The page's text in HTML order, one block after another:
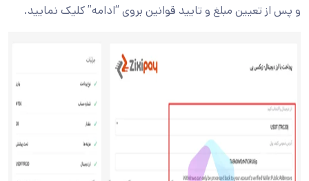
و پس از تعیین مبلغ و تایید قوانین بروی “ادامه” کلیک نمایید.